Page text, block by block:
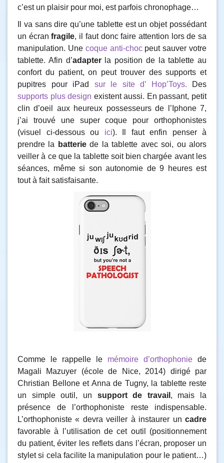
c’est un plaisir pour moi, est parfois chronophage…
Il va sans dire qu’une tablette est un objet possédant
un écranfragile, il faut donc faire attention lors de sa
manipulation. Une coque anti-chocpeut sauver votre
tablette. Afin d’adapterla position de la tablette au
confort du patient, on peut trouver des supports et
pupitres pour iPad sur le site d’ Hop’Toys. Des
supports plus design existent aussi. En passant, petit
clin d’oeil aux heureux possesseurs de l’Iphone 7,
j’ai trouvé une super coque pour orthophonistes
(visuel ci-dessous ou ici). Il faut enfin penser à
prendre la
batteriede la tablette avec soi, ou alors
veiller à ce que la tablette soit bien chargée avant les
séances, même si son autonomie de 9 heures est
tout à fait satisfaisante.
Comme le rappelle le mémoire d’orthophonie de
Magali Mazuyer (école de Nice, 2014) dirigé par
Christian Bellone et Anna de Tugny, la tablette reste
un simple outil, un support de travail , mais la
présence de l’orthophoniste reste indispensable.
L’orthophoniste « devra veiller à instaurer un cadre
favorable à l’utilisation de cet outil (positionnement
du patient, éviter les reflets dans l’écran, proposer un
stylet si cela facilite la manipulation pour le patient…)